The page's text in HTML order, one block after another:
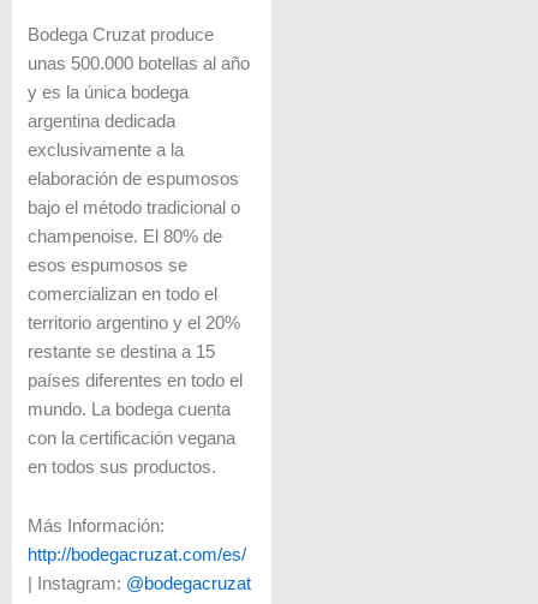
Bodega Cruzat produce
unas 500.000 botellas al año
y es la única bodega
argentina dedicada
exclusivamente a la
elaboración de espumosos
bajo el método tradicional o
champenoise. El 80% de
esos espumosos se
comercializan en todo el
territorio argentino y el 20%
restante se destina a 15
países diferentes en todo el
mundo. La bodega cuenta
con la certificación vegana
en todos sus productos.
Más Información:
http://bodegacruzat.com/es/
| Instagram: @bodegacruzat